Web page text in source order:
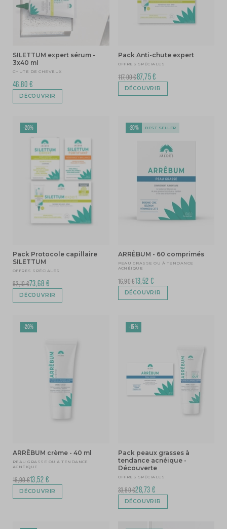
SILETTUM expert sérum -
3x40 ml
CHUTE DE CHEVEUX
46,80 €
DÉCOUVRIR
Pack Anti-chute expert
OFFRES SPÉCIALES
117,00 €87,75 €
DÉCOUVRIR
Pack Protocole capillaire
SILETTUM
OFFRES SPÉCIALES
92,10 €73,68 €
DÉCOUVRIR
-20%
ARRÊBUM - 60 comprimés
PEAU GRASSE OU À TENDANCE
ACNÉIQUE
16,90 €13,52 €
DÉCOUVRIR
-20% BEST SELLER
ARRÊBUM crème - 40 ml
PEAU GRASSE OU À TENDANCE
ACNÉIQUE
16,90 €13,52 €
DÉCOUVRIR
-20%
Pack peaux grasses à
tendance acnéique -
Découverte
OFFRES SPÉCIALES
33,80 €28,73 €
DÉCOUVRIR
-15%